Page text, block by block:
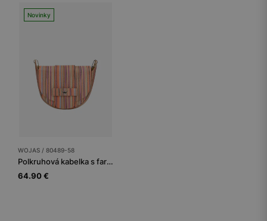
Novinky
WOJAS / 80489-58
Polkruhová kabelka s farebnými ozdobnými pruhmi
64.90 €